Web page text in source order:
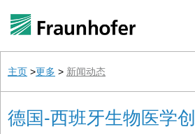
主页 >更多 > 新闻动态
德国-西班牙生物医学